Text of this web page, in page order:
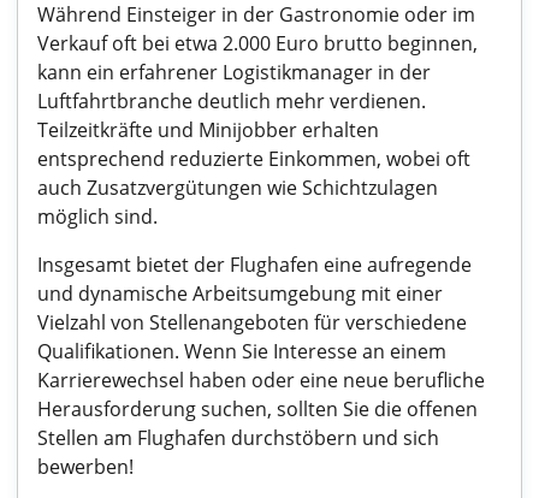
Während Einsteiger in der Gastronomie oder im
Verkauf oft bei etwa 2.000 Euro brutto beginnen,
kann ein erfahrener Logistikmanager in der
Luftfahrtbranche deutlich mehr verdienen.
Teilzeitkräfte und Minijobber erhalten
entsprechend reduzierte Einkommen, wobei oft
auch Zusatzvergütungen wie Schichtzulagen
möglich sind.
Insgesamt bietet der Flughafen eine aufregende
und dynamische Arbeitsumgebung mit einer
Vielzahl von Stellenangeboten für verschiedene
Qualifikationen. Wenn Sie Interesse an einem
Karrierewechsel haben oder eine neue berufliche
Herausforderung suchen, sollten Sie die offenen
Stellen am Flughafen durchstöbern und sich
bewerben!